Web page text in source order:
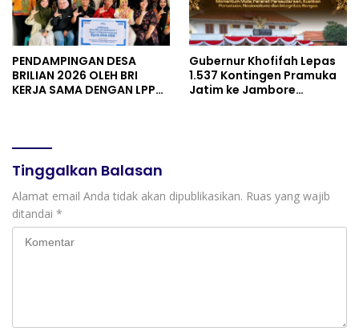
PENDAMPINGAN DESA
BRILIAN 2026 OLEH BRI
KERJA SAMA DENGAN LPPM
Gubernur Khofifah Lepas
1.537 Kontingen Pramuka
Jatim ke Jambore
Tinggalkan Balasan
Alamat email Anda tidak akan dipublikasikan. Ruas yang wajib
ditandai *